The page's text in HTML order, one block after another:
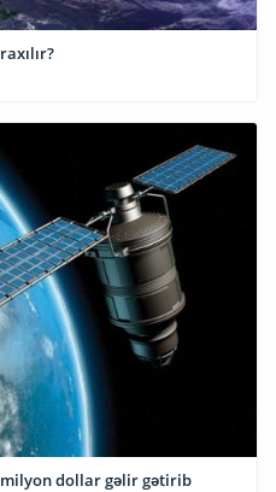
milyon dollar gəlir gətirib